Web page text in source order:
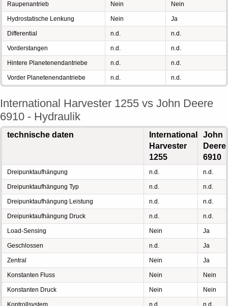
Raupenantrieb Nein Nein
Hydrostatische Lenkung Nein Ja
Differential n.d. n.d.
Vorderstangen n.d. n.d.
Hintere Planetenendantriebe n.d. n.d.
Vorder Planetenendantriebe n.d. n.d.
International Harvester 1255 vs John Deere
6910 - Hydraulik
technische daten
International
Harvester
1255
John
Deere
6910
Dreipunktaufhängung n.d. n.d.
Dreipunktaufhängung Typ n.d. n.d.
Dreipunktaufhängung Leistung n.d. n.d.
Dreipunktaufhängung Druck n.d. n.d.
Load-Sensing Nein Ja
Geschlossen n.d. Ja
Zentral Nein Ja
Konstanten Fluss Nein Nein
Konstanten Druck Nein Nein
Kontrollsystem n.d. n.d.